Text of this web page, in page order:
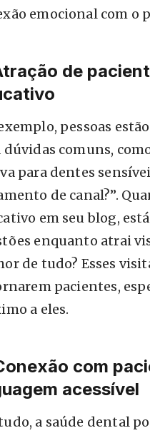
emocional com o
de
pessoas
dúvidas comuns,
para dentes
de canal?”.
em seu blog,
enquanto atrai
de tudo? Esses
pacientes,
a eles.
com
acessível
a saúde dental